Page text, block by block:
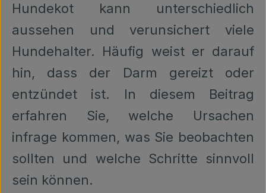
Hundekot kann unterschiedlich
aussehen und verunsichert viele
Hundehalter. Häufig weist er darauf
hin, dass der Darm gereizt oder
entzündet ist. In diesem Beitrag
erfahren Sie, welche Ursachen
infrage kommen, was Sie beobachten
sollten und welche Schritte sinnvoll
sein können.